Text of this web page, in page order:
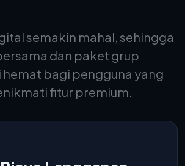
semakin mahal, sehingga
dan paket grup
hemat bagi pengguna yang
fitur premium.